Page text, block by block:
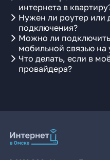
интернета в
Нужен ли роутер или
подключения?
Можно ли
мобильной связью на
Что делать, если в
провайдера?